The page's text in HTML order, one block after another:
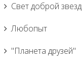
Свет доброй
Любопыт
"Планета друзей"